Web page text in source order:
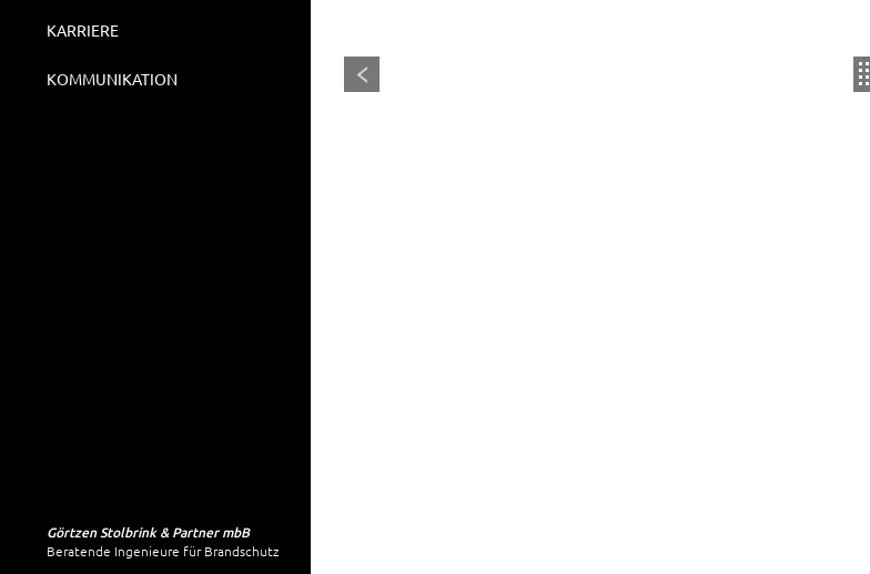
KARRIERE
KOMMUNIKATION
Görtzen Stolbrink & Partner mbB
Beratende Ingenieure für Brandschutz